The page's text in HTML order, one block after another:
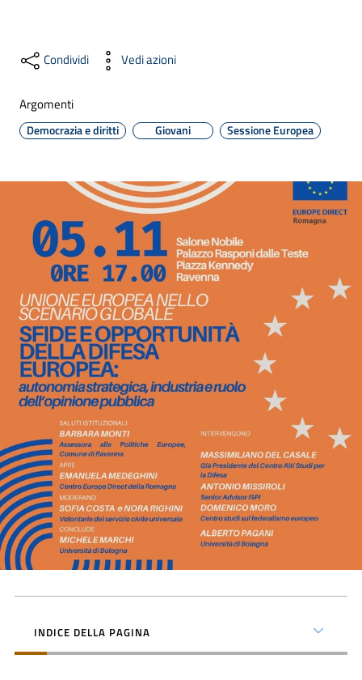
Partecipazione
Approfondimenti
Contatti
Seguici
su
Condividi Vedi azioni
Argomenti
Democrazia e diritti Giovani Sessione Europea
INDICE DELLA PAGINA